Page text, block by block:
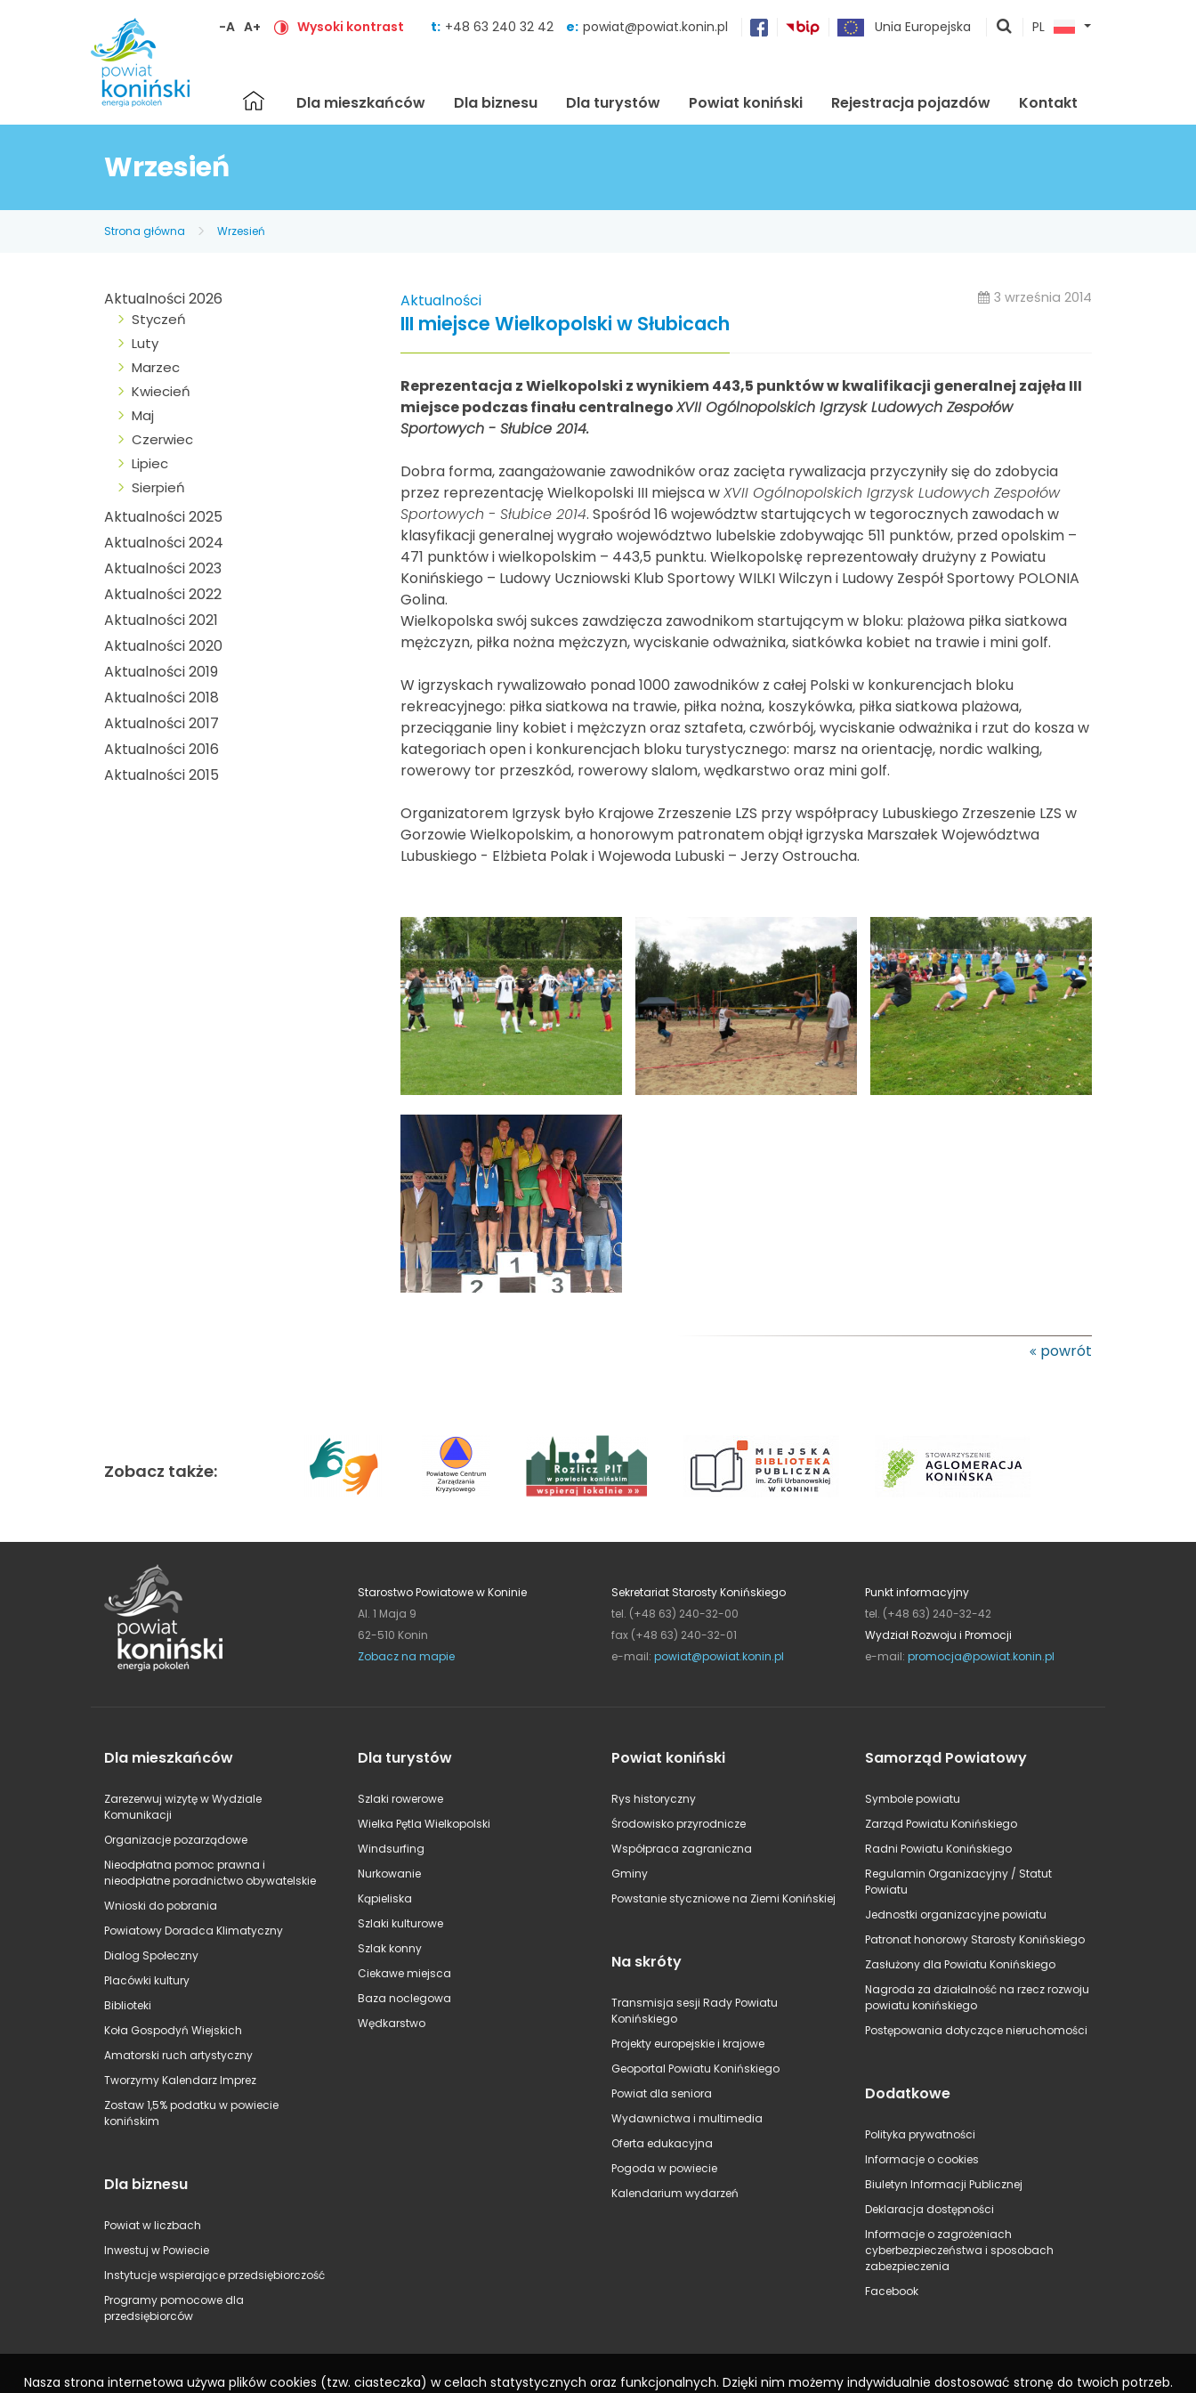
-A A+ Wysoki kontrast t: +48 63 240 32 42 e: powiat@powiat.konin.pl Unia Europejska
pokaż
PL
Strona
główna
Dla mieszkańców Dla biznesu Dla turystów Powiat koniński Rejestracja pojazdów Kontakt
Wrzesień
Strona główna Wrzesień
Aktualności 2026
Styczeń
Luty
Marzec
Kwiecień
Maj
Czerwiec
Lipiec
Sierpień
Aktualności 2025
Aktualności 2024
Aktualności 2023
Aktualności 2022
Aktualności 2021
Aktualności 2020
Aktualności 2019
Aktualności 2018
Aktualności 2017
Aktualności 2016
Aktualności 2015
Aktualności 3 września 2014
III miejsce Wielkopolski w Słubicach
Reprezentacja z Wielkopolski z wynikiem 443,5 punktów w kwalifikacji generalnej zajęła III
miejsce podczas finału centralnegoXVII Ogólnopolskich Igrzysk Ludowych Zespołów
Sportowych - Słubice 2014.
Dobra forma, zaangażowanie zawodników oraz zacięta rywalizacja przyczyniły się do zdobycia
przez reprezentację Wielkopolski III miejsca wXVII Ogólnopolskich Igrzysk Ludowych Zespołów
Sportowych - Słubice 2014. Spośród 16 województw startujących w tegorocznych zawodach w
klasyfikacji generalnej wygrało województwo lubelskie zdobywając 511 punktów, przed opolskim –
471 punktów i wielkopolskim – 443,5 punktu. Wielkopolskę reprezentowały drużyny z Powiatu
Konińskiego – Ludowy Uczniowski Klub Sportowy WILKI Wilczyn i Ludowy Zespół Sportowy POLONIA
Golina.
Wielkopolska swój sukces zawdzięcza zawodnikom startującym w bloku: plażowa piłka siatkowa
mężczyzn, piłka nożna mężczyzn, wyciskanie odważnika, siatkówka kobiet na trawie i mini golf.
W igrzyskach rywalizowało ponad 1000 zawodników z całej Polski w konkurencjach bloku
rekreacyjnego: piłka siatkowa na trawie, piłka nożna, koszykówka, piłka siatkowa plażowa,
przeciąganie liny kobiet i mężczyzn oraz sztafeta, czwórbój, wyciskanie odważnika i rzut do kosza w
kategoriach open i konkurencjach bloku turystycznego: marsz na orientację, nordic walking,
rowerowy tor przeszkód, rowerowy slalom, wędkarstwo oraz mini golf.
Organizatorem Igrzysk było Krajowe Zrzeszenie LZS przy współpracy Lubuskiego Zrzeszenie LZS w
Gorzowie Wielkopolskim, a honorowym patronatem objął igrzyska Marszałek Województwa
Lubuskiego - Elżbieta Polak i Wojewoda Lubuski – Jerzy Ostroucha.
powrót
Zobacz także:
Starostwo Powiatowe w Koninie
Al. 1 Maja 9
62-510 Konin
Zobacz na mapie
Sekretariat Starosty Konińskiego
tel. (+48 63) 240-32-00
fax (+48 63) 240-32-01
e-mail: powiat@powiat.konin.pl
Punkt informacyjny
tel. (+48 63) 240-32-42
Wydział Rozwoju i Promocji
e-mail: promocja@powiat.konin.pl
Dla mieszkańców
Zarezerwuj wizytę w Wydziale
Komunikacji
Organizacje pozarządowe
Nieodpłatna pomoc prawna i
nieodpłatne poradnictwo obywatelskie
Wnioski do pobrania
Powiatowy Doradca Klimatyczny
Dialog Społeczny
Placówki kultury
Biblioteki
Koła Gospodyń Wiejskich
Amatorski ruch artystyczny
Tworzymy Kalendarz Imprez
Zostaw 1,5% podatku w powiecie
konińskim
Dla biznesu
Powiat w liczbach
Inwestuj w Powiecie
Instytucje wspierające przedsiębiorczość
Programy pomocowe dla
przedsiębiorców
Dla turystów
Szlaki rowerowe
Wielka Pętla Wielkopolski
Windsurfing
Nurkowanie
Kąpieliska
Szlaki kulturowe
Szlak konny
Ciekawe miejsca
Baza noclegowa
Wędkarstwo
Powiat koniński
Rys historyczny
Środowisko przyrodnicze
Współpraca zagraniczna
Gminy
Powstanie styczniowe na Ziemi Konińskiej
Na skróty
Transmisja sesji Rady Powiatu
Konińskiego
Projekty europejskie i krajowe
Geoportal Powiatu Konińskiego
Powiat dla seniora
Wydawnictwa i multimedia
Oferta edukacyjna
Pogoda w powiecie
Kalendarium wydarzeń
Samorząd Powiatowy
Symbole powiatu
Zarząd Powiatu Konińskiego
Radni Powiatu Konińskiego
Regulamin Organizacyjny / Statut
Powiatu
Jednostki organizacyjne powiatu
Patronat honorowy Starosty Konińskiego
Zasłużony dla Powiatu Konińskiego
Nagroda za działalność na rzecz rozwoju
powiatu konińskiego
Postępowania dotyczące nieruchomości
Dodatkowe
Polityka prywatności
Informacje o cookies
Biuletyn Informacji Publicznej
Deklaracja dostępności
Informacje o zagrożeniach
cyberbezpieczeństwa i sposobach
zabezpieczenia
Facebook
Nasza strona internetowa używa plików cookies (tzw. ciasteczka) w celach statystycznych oraz funkcjonalnych. Dzięki nim możemy indywidualnie dostosować stronę do twoich potrzeb.